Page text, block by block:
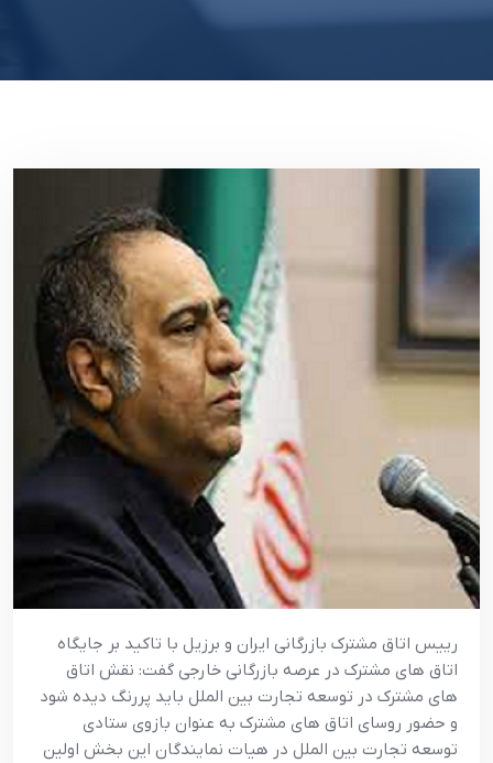
رييس اتاق مشترک بازرگاني ايران و برزيل با تاکيد بر جايگاه
اتاق هاي مشترک در عرصه بازرگاني خارجي گفت: نقش اتاق
هاي مشترک در توسعه تجارت بين الملل بايد پررنگ ديده شود
و حضور روساي اتاق هاي مشترک به عنوان بازوي ستادي
توسعه تجارت بين الملل در هيات نمايندگان اين بخش اولين